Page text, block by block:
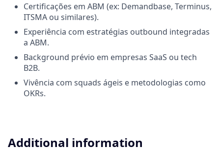
Certificações em ABM (ex: Demandbase, Terminus,
ITSMA ou similares).
Experiência com estratégias outbound integradas
a ABM.
Background prévio em empresas SaaS ou tech
B2B.
Vivência com squads ágeis e metodologias como
OKRs.
Additional information